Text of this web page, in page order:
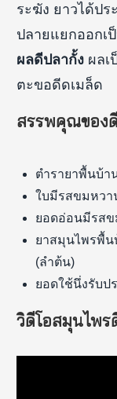
ระฆัง ยาวได้ป
ปลายแยกออกเ
ผลดีปลากั้ง ผลเ
ตะขอดีดเมล็ด
สรรพคุณของ
ตำรายาพื้นบ้า
ใบมีรสขมหวา
ยอดอ่อนมีรสข
ยาสมุนไพรพื้น
(ลำต้น)
ยอดใช้นึ่งรับป
วิดีโอสมุนไพร